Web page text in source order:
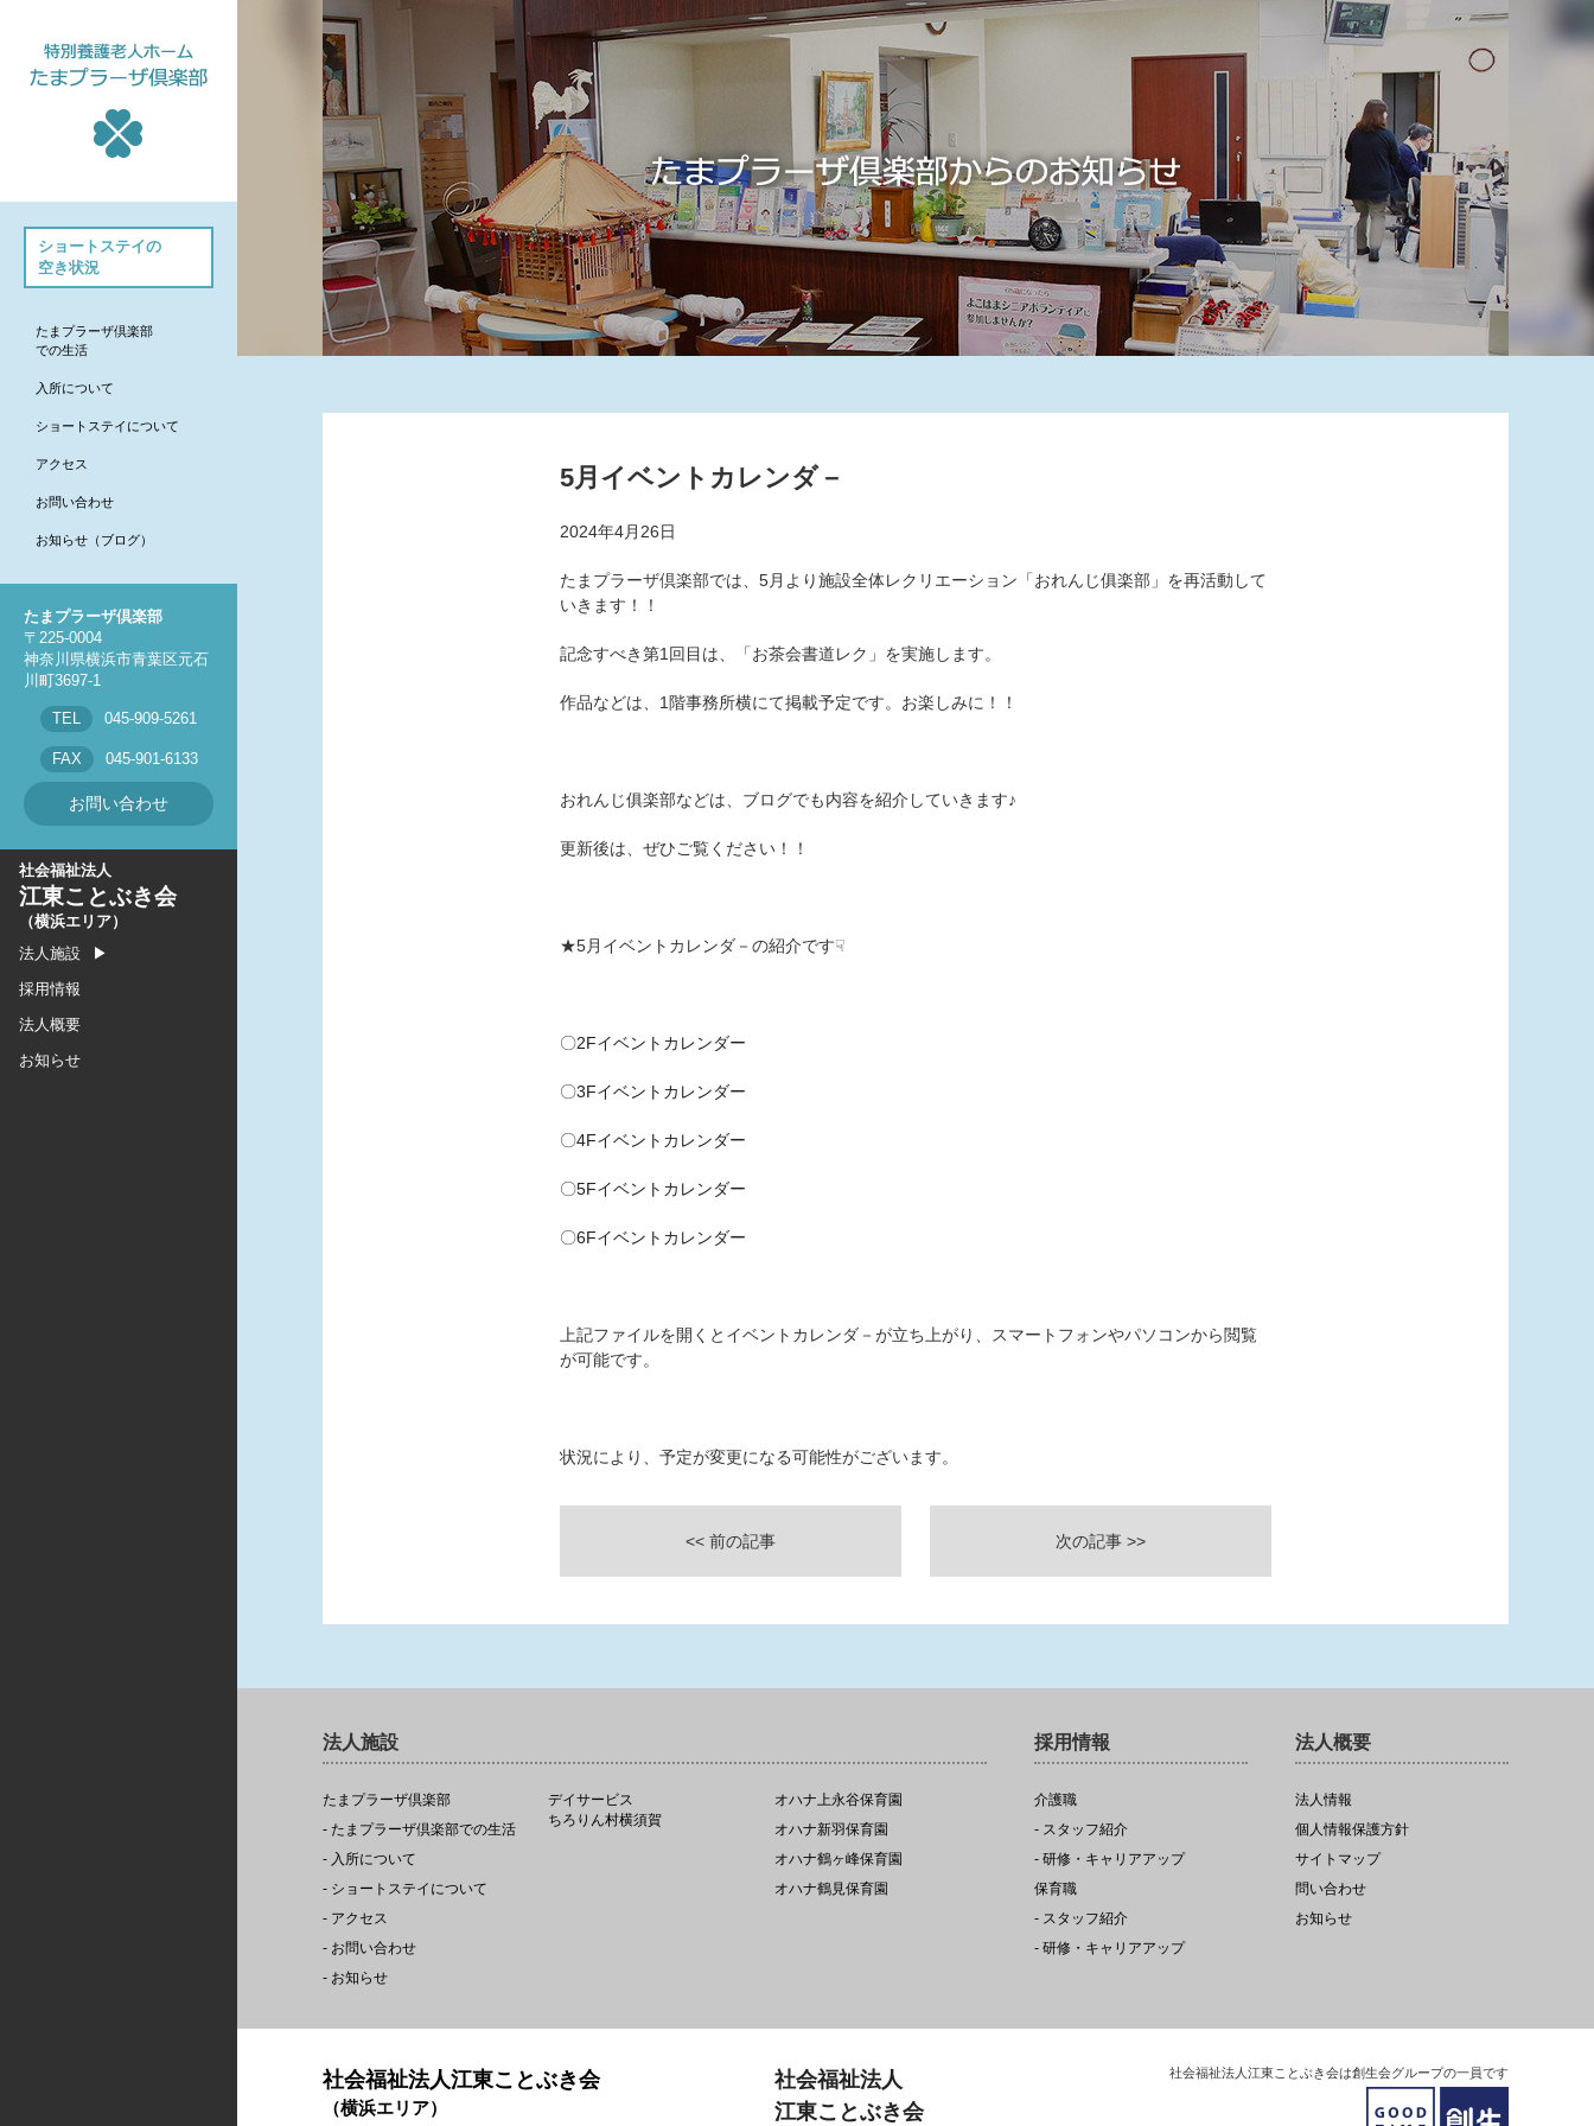
ショートステイの
空き状況
たまプラーザ倶楽部
での生活
入所について
ショートステイについて
アクセス
お問い合わせ
お知らせ（ブログ）
たまプラーザ倶楽部
〒225-0004
神奈川県横浜市青葉区元石
川町3697-1
TEL 045-909-5261
FAX 045-901-6133
お問い合わせ
社会福祉法人
江東ことぶき会
（横浜エリア）
法人施設
採用情報
法人概要
お知らせ
- たまプラーザ倶楽部での生
- ショートステイについて
- お知らせ
ちろりん村 横須賀
オハナ鶴ヶ峰保育園
オハナ鶴見保育園
5月イベントカレンダ－
2024年4月26日
たまプラーザ倶楽部では、5月より施設全体レクリエーション「おれんじ俱楽部」を再活動して
いきます！！
記念すべき第1回目は、「お茶会書道レク」を実施します。
作品などは、1階事務所横にて掲載予定です。お楽しみに！！
おれんじ俱楽部などは、ブログでも内容を紹介していきます♪
更新後は、ぜひご覧ください！！
★5月イベントカレンダ－の紹介です☟
〇2Fイベントカレンダー
〇3Fイベントカレンダー
〇4Fイベントカレンダー
〇5Fイベントカレンダー
〇6Fイベントカレンダー
上記ファイルを開くとイベントカレンダ－が立ち上がり、スマートフォンやパソコンから閲覧
が可能です。
状況により、予定が変更になる可能性がございます。
<< 前の記事 次の記事 >>
法人施設
たまプラーザ倶楽部
- たまプラーザ倶楽部での生活
- 入所について
- ショートステイについて
- アクセス
- お問い合わせ
- お知らせ
デイサービス
ちろりん村横須賀
オハナ上永谷保育園
オハナ新羽保育園
オハナ鶴ヶ峰保育園
オハナ鶴見保育園
採用情報
介護職
- スタッフ紹介
- 研修・キャリアアップ
保育職
- スタッフ紹介
- 研修・キャリアアップ
法人概要
法人情報
個人情報保護方針
サイトマップ
問い合わせ
お知らせ
社会福祉法人江東ことぶき会
（横浜エリア）
社会福祉法人
江東ことぶき会
社会福祉法人江東ことぶき会は創生会グループの一員です